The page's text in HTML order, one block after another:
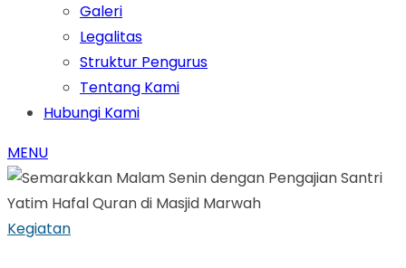
Galeri
Legalitas
Struktur Pengurus
Tentang Kami
Hubungi Kami
MENU
Kegiatan